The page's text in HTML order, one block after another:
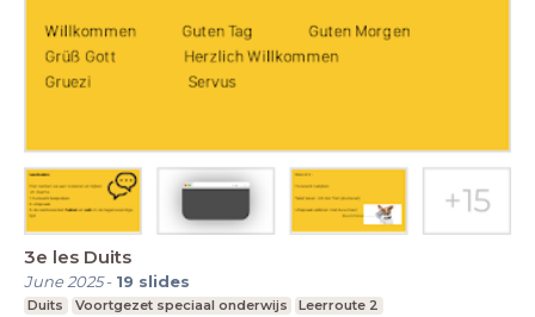
3e les Duits
June 2025- 19 slides
Duits Voortgezet speciaal onderwijs Leerroute 2